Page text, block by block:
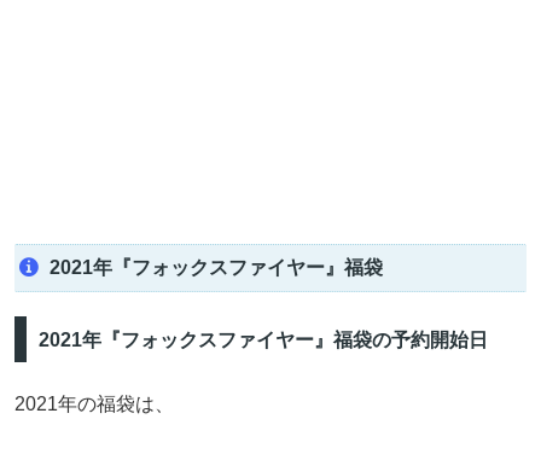
2021年『フォックスファイヤー』福袋
2021年『フォックスファイヤー』福袋の予約開始日
2021年の福袋は、